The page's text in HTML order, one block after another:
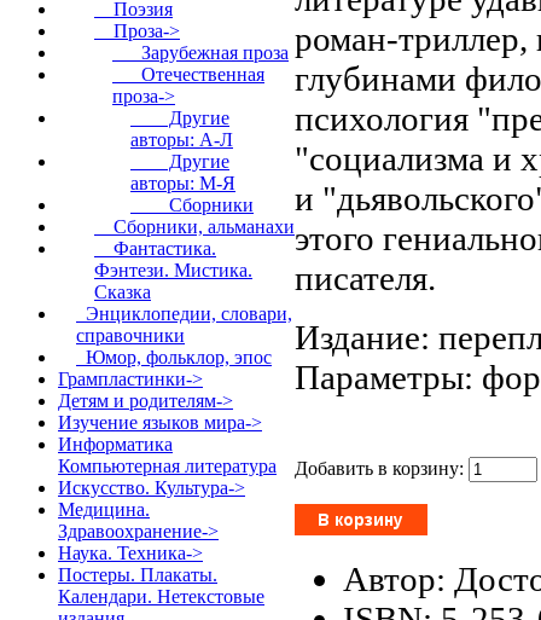
Поэзия
Проза->
Зарубежная проза
Отечественная
проза->
Другие
авторы: А-Л
Другие
авторы: М-Я
Сборники
Сборники, альманахи
Фантастика.
Фэнтези. Мистика.
Сказка
Энциклопедии, словари,
справочники
Юмор, фольклор, эпос
Грампластинки->
Детям и родителям->
Изучение языков мира->
Информатика
Компьютерная литература
Искусство. Культура->
Медицина.
Здравоохранение->
Наука. Техника->
Постеры. Плакаты.
Календари. Нетекстовые
роман-триллер,
глубинами
психология
"социализма и
и
этого
писателя.
Издание:
Параметры:
Добавить в корзину:
Автор: